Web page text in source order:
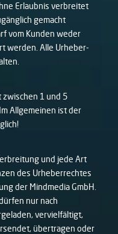
Erlaubnis verbreitet
gemacht
vom Kunden weder
werden. Alle Urheber-
zwischen 1 und 5
Allgemeinen ist der
und jede Art
des Urheberrechtes
der Mindmedia GmbH.
nur nach
vervielfältigt,
übertragen oder